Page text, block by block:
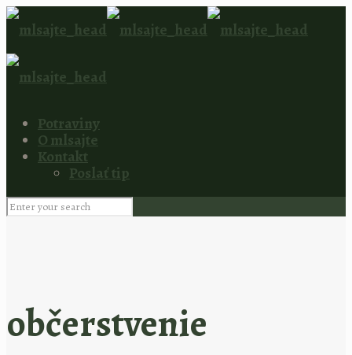
Potraviny
O mlsajte
Kontakt
Poslať tip
občerstvenie